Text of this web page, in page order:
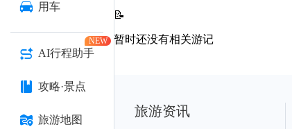
用车
AI行程助手
NEW
攻略·景点
旅游地图
📝
暂时还没有相关游记
旅游资讯